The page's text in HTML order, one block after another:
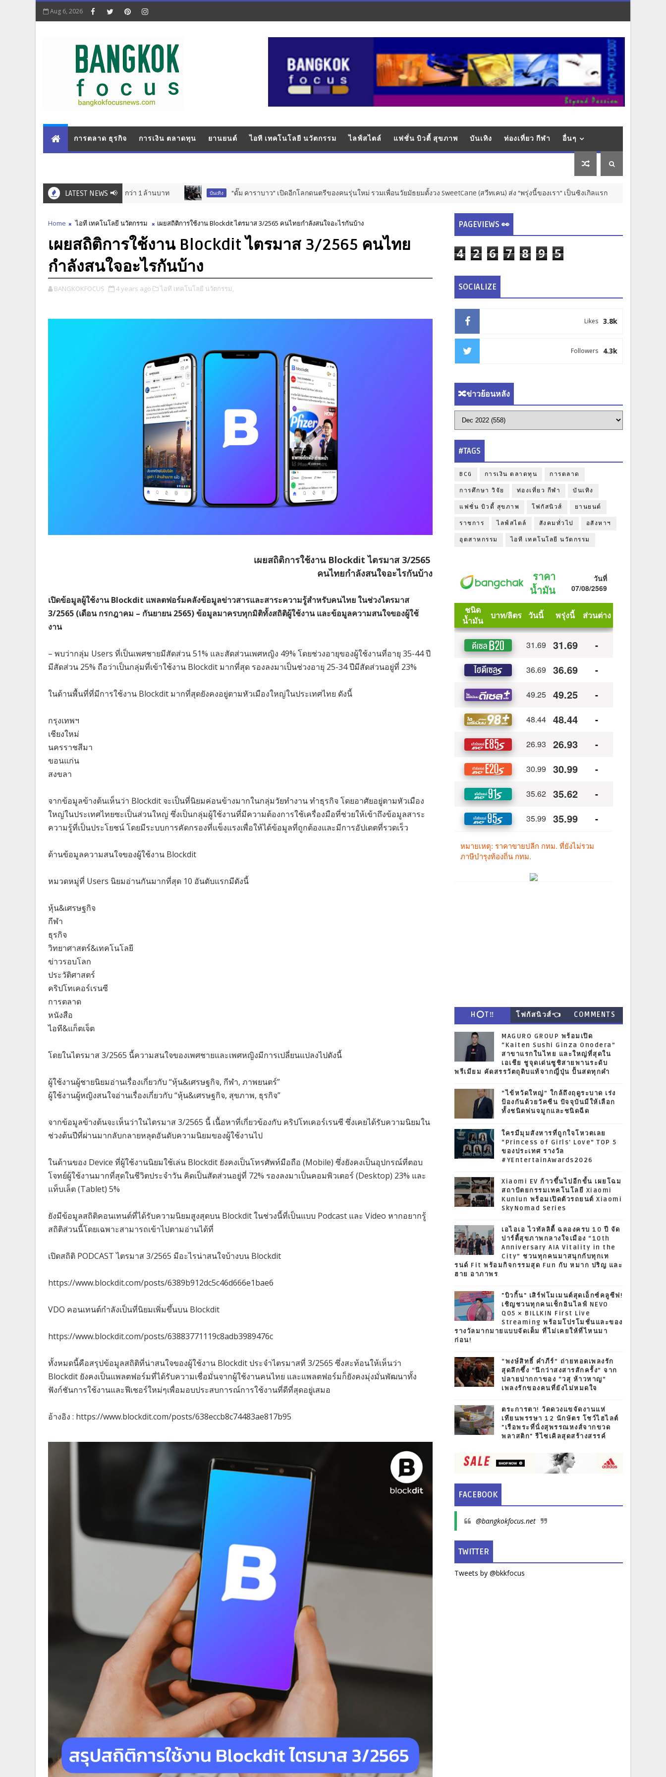
Aug 6, 2026
การตลาด ธุรกิจ การเงิน ตลาดทุน ยานยนต์ ไอที เทคโนโลยี นวัตกรรม ไลฟ์สไตล์ แฟชั่น บิวตี้ สุขภาพ บันเทิง ท่องเที่ยว กีฬา อื่นๆ
LATEST NEWS 📢
เยาวชนทั่วประเทศ ชิงรางวัลกว่า 1 ล้านบาท บันเทิง “ดั๊ม คาราบาว” เปิดอีกโลกดนตรีของคนรุ่นใหม่ รวมเพื่อนวัยมัธยมตั้งวง SweetCane (สวีทเคน) ส่ง “พรุ่งนี้ของเรา” เป็นซิงเกิลแรก
Home ไอที เทคโนโลยี นวัตกรรม เผยสถิติการใช้งาน Blockdit ไตรมาส 3/2565 คนไทยกำลังสนใจอะไรกันบ้าง
เผยสถิติการใช้งาน Blockdit ไตรมาส 3/2565 คนไทย
กำลังสนใจอะไรกันบ้าง
BANGKOKFOCUS 4 years ago ไอที เทคโนโลยี นวัตกรรม,
เผยสถิติการใช้งาน Blockdit ไตรมาส 3/2565
คนไทยกำลังสนใจอะไรกันบ้าง
เปิดข้อมูลผู้ใช้งาน Blockdit แพลตฟอร์มคลังข้อมูลข่าวสารและสาระความรู้สำหรับคนไทย ในช่วงไตรมาส
3/2565 (เดือน กรกฎาคม – กันยายน 2565) ข้อมูลมาครบทุกมิติทั้งสถิติผู้ใช้งาน และข้อมูลความสนใจของผู้ใช้
งาน
– พบว่ากลุ่ม Users ที่เป็นเพศชายมีสัดส่วน 51% และสัดส่วนเพศหญิง 49% โดยช่วงอายุของผู้ใช้งานที่อายุ 35-44 ปี
มีสัดส่วน 25% ถือว่าเป็นกลุ่มที่เข้าใช้งาน Blockdit มากที่สุด รองลงมาเป็นช่วงอายุ 25-34 ปีมีสัดส่วนอยู่ที่ 23%
ในด้านพื้นที่ที่มีการใช้งาน Blockdit มากที่สุดยังคงอยู่ตามหัวเมืองใหญ่ในประเทศไทย ดังนี้
กรุงเทพฯ
เชียงใหม่
นครราชสีมา
ขอนแก่น
สงขลา
จากข้อมูลข้างต้นเห็นว่า Blockdit จะเป็นที่นิยมค่อนข้างมากในกลุ่มวัยทำงาน ทำธุรกิจ โดยอาศัยอยู่ตามหัวเมือง
ใหญ่ในประเทศไทยซะเป็นส่วนใหญ่ ซึ่งเป็นกลุ่มผู้ใช้งานที่มีความต้องการใช้เครื่องมือที่ช่วยให้เข้าถึงข้อมูลสาระ
ความรู้ที่เป็นประโยชน์ โดยมีระบบการคัดกรองที่แข็งแรงเพื่อให้ได้ข้อมูลที่ถูกต้องและมีการอัปเดตที่รวดเร็ว
ด้านข้อมูลความสนใจของผู้ใช้งาน Blockdit
หมวดหมู่ที่ Users นิยมอ่านกันมากที่สุด 10 อันดับแรกมีดังนี้
หุ้น&เศรษฐกิจ
กีฬา
ธุรกิจ
วิทยาศาสตร์&เทคโนโลยี
ข่าวรอบโลก
ประวัติศาสตร์
คริปโทเคอร์เรนซี
การตลาด
หนังสือ
ไอที&แก็ตเจ็ต
โดยในไตรมาส 3/2565 นี้ความสนใจของเพศชายและเพศหญิงมีการเปลี่ยนแปลงไปดังนี้
ผู้ใช้งานผู้ชายนิยมอ่านเรื่องเกี่ยวกับ “หุ้น&เศรษฐกิจ, กีฬา, ภาพยนตร์”
ผู้ใช้งานผู้หญิงสนใจอ่านเรื่องเกี่ยวกับ “หุ้น&เศรษฐกิจ, สุขภาพ, ธุรกิจ”
จากข้อมูลข้างต้นจะเห็นว่าในไตรมาส 3/2565 นี้ เนื้อหาที่เกี่ยวข้องกับ คริปโทเคอร์เรนซี ซึ่งเคยได้รับความนิยมใน
ช่วงต้นปีที่ผ่านมากลับกลายหลุดอันดับความนิยมของผู้ใช้งานไป
ในด้านของ Device ที่ผู้ใช้งานนิยมใช้เล่น Blockdit ยังคงเป็นโทรศัพท์มือถือ (Mobile) ซึ่งยังคงเป็นอุปกรณ์ที่ตอบ
โจทย์ผู้ใช้งานมากที่สุดในชีวิตประจำวัน คิดเป็นสัดส่วนอยู่ที่ 72% รองลงมาเป็นคอมพิวเตอร์ (Desktop) 23% และ
แท็บเล็ต (Tablet) 5%
ยังมีข้อมูลสถิติคอนเทนต์ที่ได้รับความนิยมสูงสุดบน Blockdit ในช่วงนี้ที่เป็นแบบ Podcast และ Video หากอยากรู้
สถิติส่วนนี้โดยเฉพาะสามารถเข้าไปตามอ่านได้ที่
เปิดสถิติ PODCAST ไตรมาส 3/2565 มีอะไรน่าสนใจบ้างบน Blockdit
https://www.blockdit.com/posts/6389b912dc5c46d666e1bae6
VDO คอนเทนต์กำลังเป็นที่นิยมเพิ่มขึ้นบน Blockdit
https://www.blockdit.com/posts/63883771119c8adb3989476c
ทั้งหมดนี้คือสรุปข้อมูลสถิติที่น่าสนใจของผู้ใช้งาน Blockdit ประจำไตรมาสที่ 3/2565 ซึ่งสะท้อนให้เห็นว่า
Blockdit ยังคงเป็นแพลตฟอร์มที่ได้รับความเชื่อมั่นจากผู้ใช้งานคนไทย และแพลตฟอร์มก็ยังคงมุ่งมั่นพัฒนาทั้ง
ฟังก์ชันการใช้งานและฟีเชอร์ใหม่ๆเพื่อมอบประสบการณ์การใช้งานที่ดีที่สุดอยู่เสมอ
อ้างอิง : https://www.blockdit.com/posts/638eccb8c74483ae817b95
PAGEVIEWS 👀
4 2 6 7 8 9 5
SOCIALIZE
3.8k
Likes
4.3k
Followers
🔀ข่าวย้อนหลัง
#TAGS
BCG การเงิน ตลาดทุน การตลาด
การศึกษา วิจัย ท่องเที่ยว กีฬา บันเทิง
แฟชั่น บิวตี้ สุขภาพ โฟกัสนิวส์ ยานยนต์
ราชการ ไลฟ์สไตล์ สังคมทั่วไป อสังหาฯ
อุตสาหกรรม ไอที เทคโนโลยี นวัตกรรม
H⭕T‼ โฟกัสนิวส์👈 COMMENTS
MAGURO GROUP พร้อมเปิด
“Kaiten Sushi Ginza Onodera”
สาขาแรกในไทย และใหญ่ที่สุดใน
เอเชีย ชูจุดเด่นซูชิสายพานระดับ
พรีเมียม คัดสรรวัตถุดิบแท้จากญี่ปุ่น ปั้นสดทุกคำ
“ไข้หวัดใหญ่” ใกล้ถึงฤดูระบาด เร่ง
ป้องกันด้วยวัคซีน ปัจจุบันมีให้เลือก
ทั้งชนิดพ่นจมูกและชนิดฉีด
ใครมีมุมสังหารที่ถูกใจโหวตเลย
“Princess of Girls' Love” TOP 5
ของประเทศ รางวัล
#YEntertainAwards2026
Xiaomi EV ก้าวขึ้นไปอีกขั้น เผยโฉม
สถาปัตยกรรมเทคโนโลยี Xiaomi
Kunlun พร้อมเปิดตัวรถยนต์ Xiaomi
SkyNomad Series
เอไอเอ ไวทัลลิตี้ ฉลองครบ 10 ปี จัด
ปาร์ตี้สุขภาพกลางใจเมือง “10th
Anniversary AIA Vitality in the
City” ชวนทุกคนมาสนุกกับทุกเท
รนด์ Fit พร้อมกิจกรรมสุด Fun กับ หมาก ปริญ และ
ฮาย อาภาพร
"บิวกิ้น" เสิร์ฟโมเมนต์สุดเอ็กซ์คลูซีฟ!
เชิญชวนทุกคนเช็กอินไลฟ์ NEVO
Q05 × BILLKIN First Live
Streaming พร้อมโปรโมชั่นและของ
รางวัลมากมายแบบจัดเต็ม ที่ไม่เคยให้ที่ไหนมา
ก่อน!
“พงษ์สิทธิ์ คำภีร์” ถ่ายทอดเพลงรัก
สุดลึกซึ้ง “นึกว่าสงสารสักครั้ง” จาก
ปลายปากกาของ “วสุ ห้าวหาญ”
เพลงรักของคนที่ยังไม่หมดใจ
ตระการตา! วัดดวงแขจัดงานแห่
เทียนพรรษา 12 นักษัตร โชว์ไฮไลต์
"เรือพระที่นั่งสุพรรณหงส์จากขวด
พลาสติก" รีไซเคิลสุดสร้างสรรค์
FACEBOOK
@bangkokfocus.net
TWITTER
Tweets by @bkkfocus